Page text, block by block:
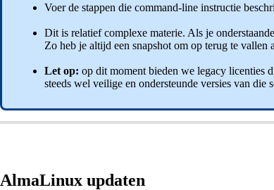
Voer de stappen die command-line instructie
Dit is relatief complexe materie. Als je
Zo heb je altijd een snapshot om op terug te
Let op: op dit moment bieden we legacy licenties
steeds wel veilige en ondersteunde versies van die
AlmaLinux updaten